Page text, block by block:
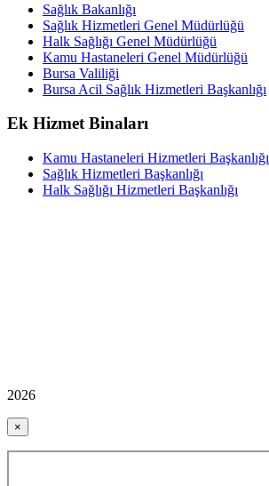
Sağlık Bakanlığı
Sağlık Hizmetleri Genel Müdürlüğü
Halk Sağlığı Genel Müdürlüğü
Kamu Hastaneleri Genel Müdürlüğü
Bursa Valiliği
Bursa Acil Sağlık Hizmetleri Başkanlığı
Ek Hizmet Binaları
Kamu Hastaneleri Hizmetleri Başkanlığı
Sağlık Hizmetleri Başkanlığı
Halk Sağlığı Hizmetleri Başkanlığı
2026
×